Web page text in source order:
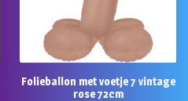
Folieballon met voetje 7 vintage
rose 72cm